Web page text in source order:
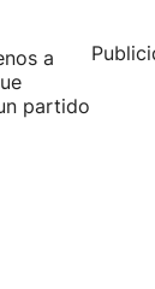
a
partido